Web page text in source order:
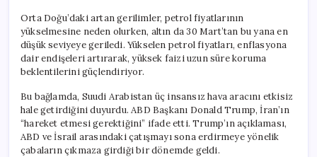
Orta Doğu’daki artan gerilimler, petrol fiyatlarının
yükselmesine neden olurken, altın da 30 Mart’tan bu yana en
düşük seviyeye geriledi. Yükselen petrol fiyatları, enflasyona
dair endişeleri artırarak, yüksek faizi uzun süre koruma
beklentilerini güçlendiriyor.
Bu bağlamda, Suudi Arabistan üç insansız hava aracını etkisiz
hale getirdiğini duyurdu. ABD Başkanı Donald Trump, İran’ın
“hareket etmesi gerektiğini” ifade etti. Trump’ın açıklaması,
ABD ve İsrail arasındaki çatışmayı sona erdirmeye yönelik
çabaların çıkmaza girdiği bir dönemde geldi.